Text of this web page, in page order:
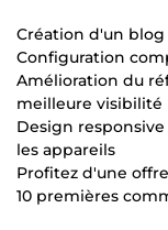
Création d'un
Configuration
Amélioration du
meilleure visibilité
Design
les appareils
Profitez d'une
10 premières